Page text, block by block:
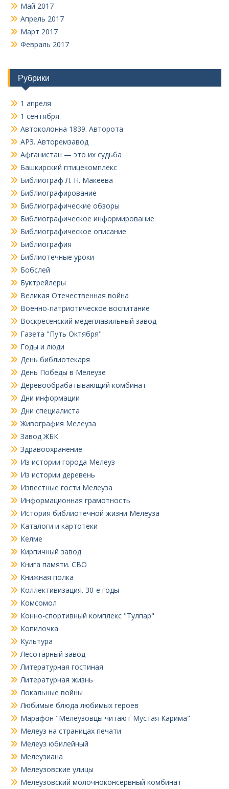
Май 2017
Апрель 2017
Март 2017
Февраль 2017
Рубрики
1 апреля
1 сентября
Автоколонна 1839. Авторота
АРЗ. Авторемзавод
Афганистан — это их судьба
Башкирский птицекомплекс
Библиограф Л. Н. Макеева
Библиографирование
Библиографические обзоры
Библиографическое информирование
Библиографическое описание
Библиография
Библиотечные уроки
Бобслей
Буктрейлеры
Великая Отечественная война
Военно-патриотическое воспитание
Воскресенский медеплавильный завод
Газета "Путь Октября"
Годы и люди
День библиотекаря
День Победы в Мелеузе
Деревообрабатывающий комбинат
Дни информации
Дни специалиста
Живография Мелеуза
Завод ЖБК
Здравоохранение
Из истории города Мелеуз
Из истории деревень
Известные гости Мелеуза
Информационная грамотность
История библиотечной жизни Мелеуза
Каталоги и картотеки
Келме
Кирпичный завод
Книга памяти. СВО
Книжная полка
Коллективизация. 30-е годы
Комсомол
Конно-спортивный комплекс "Тулпар"
Копилочка
Культура
Лесотарный завод
Литературная гостиная
Литературная жизнь
Локальные войны
Любимые блюда любимых героев
Марафон "Мелеузовцы читают Мустая Карима"
Мелеуз на страницах печати
Мелеуз юбилейный
Мелеузиана
Мелеузовские улицы
Мелеузовский молочноконсервный комбинат